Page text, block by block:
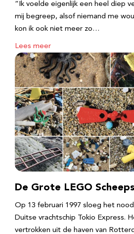
“Ik voelde eigenlijk een heel diep
mij begreep, alsof niemand me
kon ik ook niet meer zo…
Lees meer
De Grote LEGO
Op 13 februari 1997 sloeg het
Duitse vrachtschip Tokio Express.
vertrokken uit de haven van